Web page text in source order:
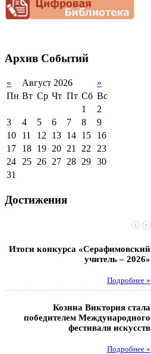
документационной
нагрузки
Архив Событий
« Август 2026
»
Пн Вт Ср Чт Пт Сб Вс
1
2
3
4 5 6 7 8
9
10
11 12 13 14 15
16
17
18 19 20 21 22 23
24 25 26 27 28 29 30
31
Достижения
Итоги конкурса «Серафимовский
учитель – 2026»
Подробнее »
Козина Виктория стала
победителем Международного
фестиваля искусств
Подробнее »